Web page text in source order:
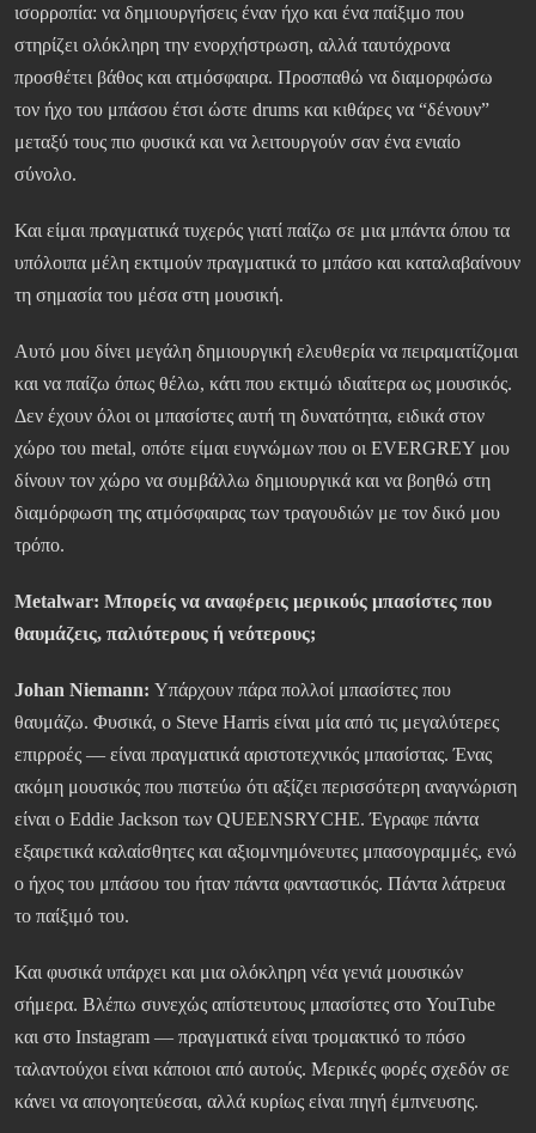
ισορροπία: να δημιουργήσεις έναν ήχο και ένα παίξιμο που
στηρίζει ολόκληρη την ενορχήστρωση, αλλά ταυτόχρονα
προσθέτει βάθος και ατμόσφαιρα. Προσπαθώ να διαμορφώσω
τον ήχο του μπάσου έτσι ώστε drums και κιθάρες να “δένουν”
μεταξύ τους πιο φυσικά και να λειτουργούν σαν ένα ενιαίο
σύνολο.
Και είμαι πραγματικά τυχερός γιατί παίζω σε μια μπάντα όπου τα
υπόλοιπα μέλη εκτιμούν πραγματικά το μπάσο και καταλαβαίνουν
τη σημασία του μέσα στη μουσική.
Αυτό μου δίνει μεγάλη δημιουργική ελευθερία να πειραματίζομαι
και να παίζω όπως θέλω, κάτι που εκτιμώ ιδιαίτερα ως μουσικός.
Δεν έχουν όλοι οι μπασίστες αυτή τη δυνατότητα, ειδικά στον
χώρο του metal, οπότε είμαι ευγνώμων που οι EVERGREY μου
δίνουν τον χώρο να συμβάλλω δημιουργικά και να βοηθώ στη
διαμόρφωση της ατμόσφαιρας των τραγουδιών με τον δικό μου
τρόπο.
Metalwar: Μπορείς να αναφέρεις μερικούς μπασίστες που
θαυμάζεις, παλιότερους ή νεότερους;
Johan Niemann: Υπάρχουν πάρα πολλοί μπασίστες που
θαυμάζω. Φυσικά, ο Steve Harris είναι μία από τις μεγαλύτερες
επιρροές — είναι πραγματικά αριστοτεχνικός μπασίστας. Ένας
ακόμη μουσικός που πιστεύω ότι αξίζει περισσότερη αναγνώριση
είναι ο Eddie Jackson των QUEENSRYCHE. Έγραφε πάντα
εξαιρετικά καλαίσθητες και αξιομνημόνευτες μπασογραμμές, ενώ
ο ήχος του μπάσου του ήταν πάντα φανταστικός. Πάντα λάτρευα
το παίξιμό του.
Και φυσικά υπάρχει και μια ολόκληρη νέα γενιά μουσικών
σήμερα. Βλέπω συνεχώς απίστευτους μπασίστες στο YouTube
και στο Instagram — πραγματικά είναι τρομακτικό το πόσο
ταλαντούχοι είναι κάποιοι από αυτούς. Μερικές φορές σχεδόν σε
κάνει να απογοητεύεσαι, αλλά κυρίως είναι πηγή έμπνευσης.